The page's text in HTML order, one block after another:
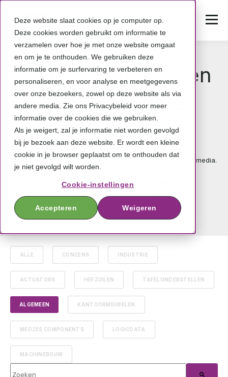
Deze website slaat cookies op je computer op.
Deze cookies worden gebruikt om informatie te
verzamelen over hoe je met onze website omgaat
en om je te onthouden. We gebruiken deze
informatie om je surfervaring te verbeteren en
personaliseren, en voor analyse en meetgegevens
over onze bezoekers, zowel op deze website als via
andere media. Zie ons Privacybeleid voor meer
informatie over de cookies die we gebruiken.
Als je weigert, zal je informatie niet worden gevolgd
bij je bezoek aan deze website. Er wordt een kleine
cookie in je browser geplaatst om te onthouden dat
je niet gevolgd wilt worden.
Cookie-instellingen
Accepteren Weigeren
Op de hoogte bijven
van het laatste
nieuws?
Schrijf je nu in voor de nieuwsbrief, of volg ons op social media.
Inschrijven nieuwsbrief
ALLE CONCENS INDUSTRIE
ACTUATORS HEFZUILEN TAFELONDERSTELLEN
ALGEMEEN KANTOORMEUBELEN
MEDZES COMPONENTS LOGICDATA
MACHINEBOUW